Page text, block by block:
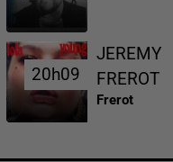
20h09
20h09
JEREMY
FREROT
Frerot